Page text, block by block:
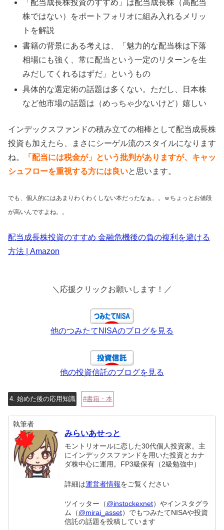
「配当成長株投資のすすめ」は配当成長株（高配当
株ではない）をポートフォリオに組み入れるメリッ
トを解説
書籍の背景にある考えは、「魅力的な配当株は下落
相場にも強く、常に配当という一定のリターンを生
みだしてくれるはずだ」というもの
具体的な選定術の話題は多くない。ただし、日本株
など他市場の話題は（めっちゃ少ないけど）嬉しい
インデックスファンドの積み立ての相棒として配当成長株
投資も加えたら、まさにシーゲル流のスタイルになります
ね。
「配当には税金が」という批判がありますが、キャッ
シュフローを重視する方には良いと思います。
でも、個人的にはあまりわくわくしない本だったなぁ。。ｗちょっとお値段
が高いんですよね。。
配当成長株投資のすすめ 金融危機後の負の複利を避ける
方法 | Amazon
＼応援クリックお願いします！／
他のつみたてNISAのブログを見る
他の投資信託のブログを見る
4. 始めた後の応用知識 書籍・本
執筆者
みらいあせっと
モントリオールに恋した30代個人投資家。主
にインデックスファンドを用いた投資とカナ
ダ株中心に運用。FP3級保有（2級勉強中）
詳細は運営者情報をご覧ください
ツイッター（@instockexnet）やインスタグラ
ム（@mirai_asset）でもつみたてNISAや投資
信託の話題を投稿しています